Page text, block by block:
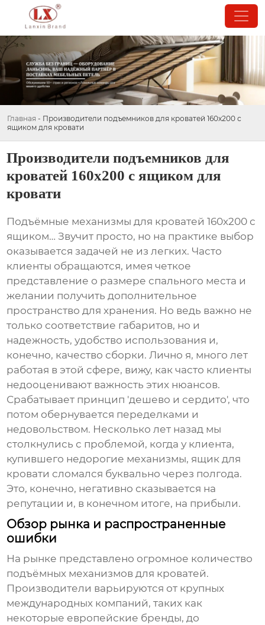
Главная - Производители подъемников для кроватей 160х200 с
ящиком для кровати
Производители подъемников для
кроватей 160х200 с ящиком для
кровати
Подъёмные механизмы для кроватей 160х200 с
ящиком… Звучит просто, но на практике выбор
оказывается задачей не из легких. Часто
клиенты обращаются, имея четкое
представление о размере спального места и
желании получить дополнительное
пространство для хранения. Но ведь важно не
только соответствие габаритов, но и
надежность, удобство использования и,
конечно, качество сборки. Лично я, много лет
работая в этой сфере, вижу, как часто клиенты
недооценивают важность этих нюансов.
Срабатывает принцип 'дешево и сердито', что
потом обернувается переделками и
недовольством. Несколько лет назад мы
столкнулись с проблемой, когда у клиента,
купившего недорогие механизмы, ящик для
кровати сломался буквально через полгода.
Это, конечно, негативно сказывается на
репутации и, в конечном итоге, на прибыли.
Обзор рынка и распространенные
ошибки
На рынке представлено огромное количество
подъёмных механизмов для кроватей.
Производители варьируются от крупных
международных компаний, таких как
некоторые европейские бренды, до